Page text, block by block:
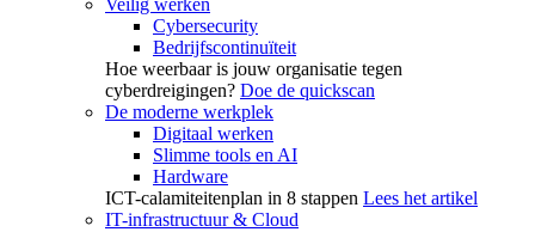
Veilig werken
Cybersecurity
Bedrijfscontinuïteit
Hoe weerbaar is jouw organisatie tegen
cyberdreigingen? Doe de quickscan
De moderne werkplek
Digitaal werken
Slimme tools en AI
Hardware
ICT-calamiteitenplan in 8 stappen Lees het artikel
IT-infrastructuur & Cloud